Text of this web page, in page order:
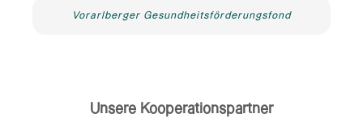
Vorarlberger Gesundheitsförderungsfond
Unsere Kooperationspartner